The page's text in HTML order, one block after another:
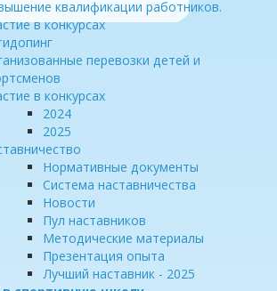
квалификации работников.
в конкурсах
перевозки детей и
в конкурсах
2024
2025
Нормативные документы
Система наставничества
Новости
Пул наставников
Методические материалы
Презентация опыта
Лучший наставник - 2025